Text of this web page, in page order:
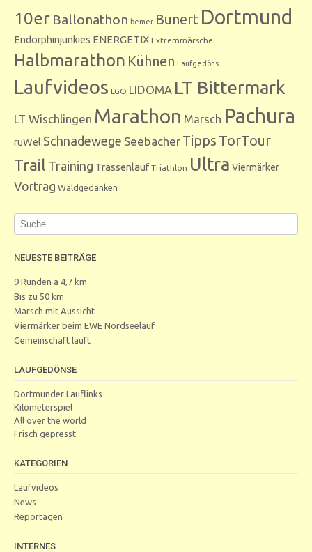
10er Ballonathon bemer Bunert Dortmund
Endorphinjunkies ENERGETIX Extremmärsche
Halbmarathon Kühnen Laufgedöns
Laufvideos LGO LIDOMA LT Bittermark
LT Wischlingen Marathon Marsch Pachura
ruWel Schnadewege Seebacher Tipps TorTour
Trail Training Trassenlauf Triathlon Ultra Viermärker
Vortrag Waldgedanken
NEUESTE BEITRÄGE
9 Runden a 4,7 km
Bis zu 50 km
Marsch mit Aussicht
Viermärker beim EWE Nordseelauf
Gemeinschaft läuft
LAUFGEDÖNSE
Dortmunder Lauflinks
Kilometerspiel
All over the world
Frisch gepresst
KATEGORIEN
Laufvideos
News
Reportagen
INTERNES